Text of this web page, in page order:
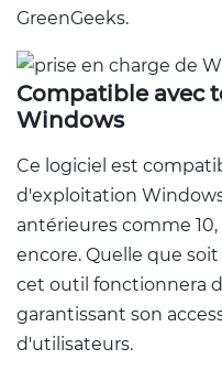
GreenGeeks.
Compatible avec
Windows
Ce logiciel est
d'exploitation
antérieures comme 10,
encore. Quelle que
cet outil fonctionnera
garantissant son
d'utilisateurs.